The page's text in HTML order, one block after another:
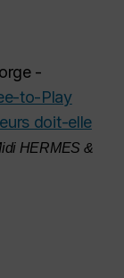
-
to-Play
doit-elle
HERMES &